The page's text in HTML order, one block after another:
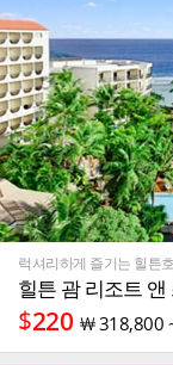
럭셔리하게 즐기는 힐튼
힐튼 괌 리조트 앤
$220 ￦318,800